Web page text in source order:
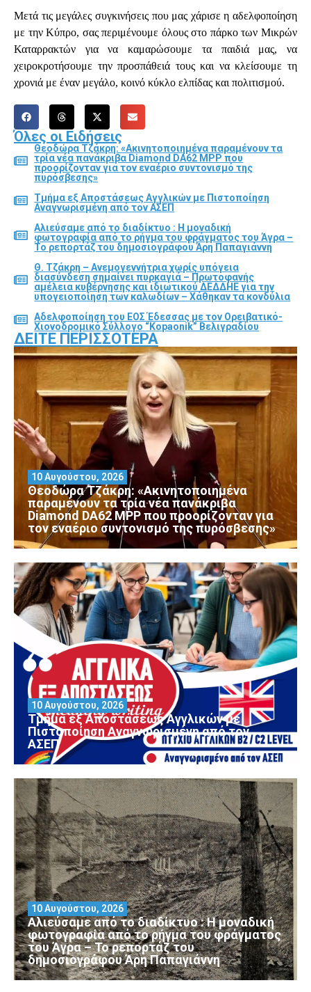
Μετά τις μεγάλες συγκινήσεις που μας χάρισε η αδελφοποίηση
με την Κύπρο, σας περιμένουμε όλους στο πάρκο των Μικρών
Καταρρακτών για να καμαρώσουμε τα παιδιά μας, να
χειροκροτήσουμε την προσπάθειά τους και να κλείσουμε τη
χρονιά με έναν μεγάλο, κοινό κύκλο ελπίδας και πολιτισμού.
Όλες οι Ειδήσεις
Θεοδώρα Τζάκρη: «Ακινητοποιημένα παραμένουν τα
τρία νέα πανάκριβα Diamond DA62 MPP που
προορίζονταν για τον εναέριο συντονισμό της
πυρόσβεσης»
Τμήμα εξ Αποστάσεως Αγγλικών με Πιστοποίηση
Αναγνωρισμένη από τον ΑΣΕΠ
Αλιεύσαμε από το διαδίκτυο : Η μοναδική
φωτογραφία από το ρήγμα του φράγματος του Άγρα –
Το ρεπορτάζ του δημοσιογράφου Άρη Παπαγιάννη
Θ. Τζάκρη – Ανεμογεννήτρια χωρίς υπόγεια
διασύνδεση σημαίνει πυρκαγιά – Πρωτοφανής
αμέλεια κυβέρνησης και ιδιωτικού ΔΕΔΔΗΕ για την
υπογειοποίηση των καλωδίων – Χάθηκαν τα κονδύλια
Αδελφοποίηση του ΕΟΣ Έδεσσας με τον Ορειβατικό-
Χιονοδρομικό Σύλλογο “Kopaonik” Βελιγραδίου
ΔΕΊΤΕ ΠΕΡΙΣΣΌΤΕΡΑ
Θεοδώρα Τζάκρη: «Ακινητοποιημένα
παραμένουν τα τρία νέα πανάκριβα
Diamond DA62 MPP που προορίζονταν για
τον εναέριο συντονισμό της πυρόσβεσης»
10 Αυγούστου, 2026
Τμήμα εξ Αποστάσεως Αγγλικών με
Πιστοποίηση Αναγνωρισμένη από τον
ΑΣΕΠ
10 Αυγούστου, 2026
Αλιεύσαμε από το διαδίκτυο : Η μοναδική
φωτογραφία από το ρήγμα του φράγματος
του Άγρα – Το ρεπορτάζ του
δημοσιογράφου Άρη Παπαγιάννη
10 Αυγούστου, 2026